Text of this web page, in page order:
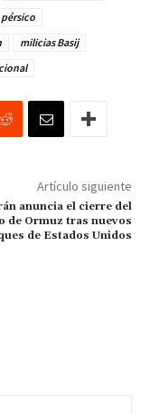
milicias Basij
Artículo siguiente
anuncia el cierre del
de Ormuz tras nuevos
de Estados Unidos